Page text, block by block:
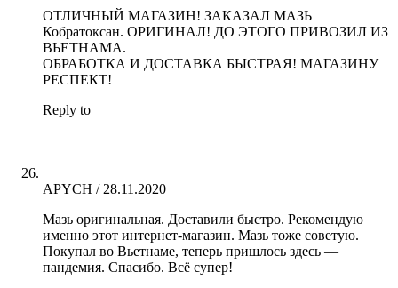
ОТЛИЧНЫЙ МАГАЗИН! ЗАКАЗАЛ МАЗЬ
Кобратоксан. ОРИГИНАЛ! ДО ЭТОГО ПРИВОЗИЛ ИЗ
ВЬЕТНАМА.
ОБРАБОТКА И ДОСТАВКА БЫСТРАЯ! МАГАЗИНУ
РЕСПЕКТ!
Reply to
APYCH / 28.11.2020
Мазь оригинальная. Доставили быстро. Рекомендую
именно этот интернет-магазин. Мазь тоже советую.
Покупал во Вьетнаме, теперь пришлось здесь —
пандемия. Спасибо. Всё супер!